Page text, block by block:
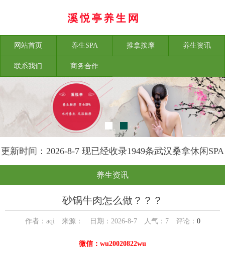
网站首页 养生SPA 推拿按摩 养生资讯
联系我们 商务合作
更新时间：2026-8-7 现已经收录1949条武汉桑拿休闲SPA
会所-武汉溪悦亭养生网信息
养生资讯
砂锅牛肉怎么做？？？
作者：aqi 来源： 日期：2026-8-7 人气： 7评论： 0
微信：wu20020822wu